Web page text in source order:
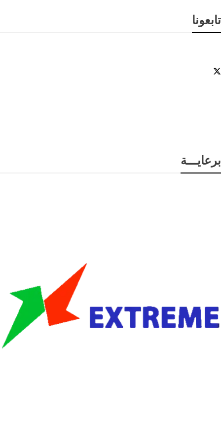
تابعونا
برعايـــة